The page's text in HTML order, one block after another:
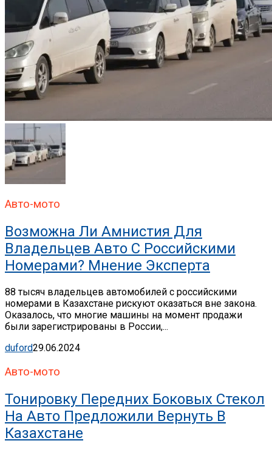
Авто-мото
Возможна Ли Амнистия Для
Владельцев Авто С Российскими
Номерами? Мнение Эксперта
88 тысяч владельцев автомобилей с российскими
номерами в Казахстане рискуют оказаться вне закона.
Оказалось, что многие машины на момент продажи
были зарегистрированы в России,...
duford29.06.2024
Авто-мото
Тонировку Передних Боковых Стекол
На Авто Предложили Вернуть В
Казахстане